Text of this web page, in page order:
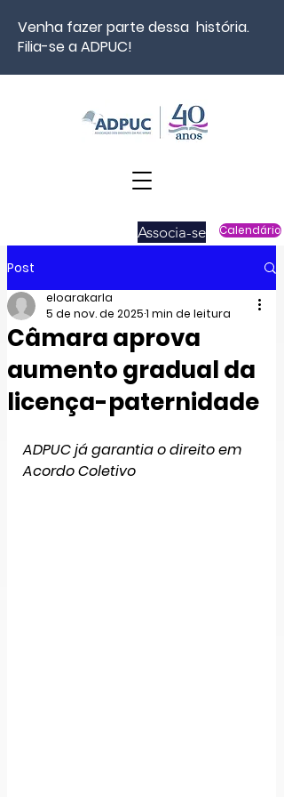
Venha fazer parte dessa história.
Filia-se a ADPUC!
Associa-se Calendário
Post
Câmara aprova
aumento gradual da
licença-paternidade
eloarakarla
5 de nov. de 20251 min de leitura
ADPUC já garantia o direito em
Acordo Coletivo